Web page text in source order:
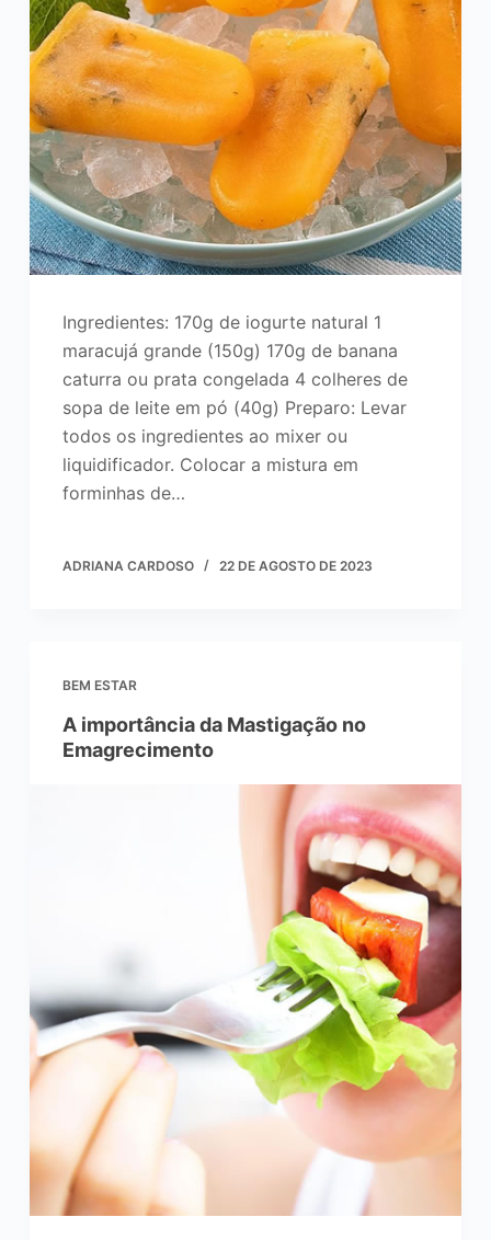
Ingredientes: 170g de iogurte natural 1
maracujá grande (150g) 170g de banana
caturra ou prata congelada 4 colheres de
sopa de leite em pó (40g) Preparo: Levar
todos os ingredientes ao mixer ou
liquidificador. Colocar a mistura em
forminhas de…
ADRIANA CARDOSO 22 DE AGOSTO DE 2023
BEM ESTAR
A importância da Mastigação no
Emagrecimento